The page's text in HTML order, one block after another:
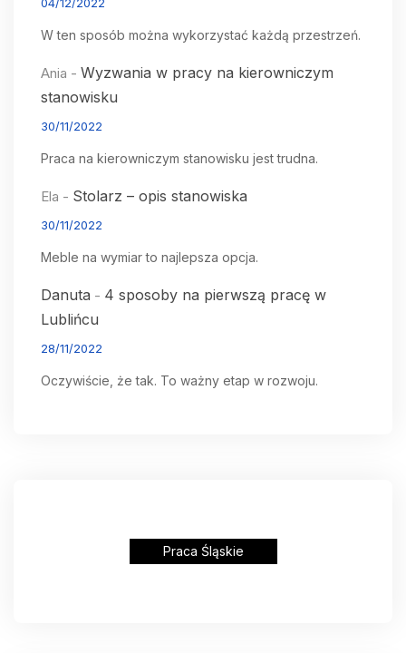
04/12/2022
W ten sposób można wykorzystać każdą przestrzeń.
Ania - Wyzwania w pracy na kierowniczym
stanowisku
30/11/2022
Praca na kierowniczym stanowisku jest trudna.
Ela - Stolarz – opis stanowiska
30/11/2022
Meble na wymiar to najlepsza opcja.
Danuta - 4 sposoby na pierwszą pracę w
Lublińcu
28/11/2022
Oczywiście, że tak. To ważny etap w rozwoju.
Praca Śląskie